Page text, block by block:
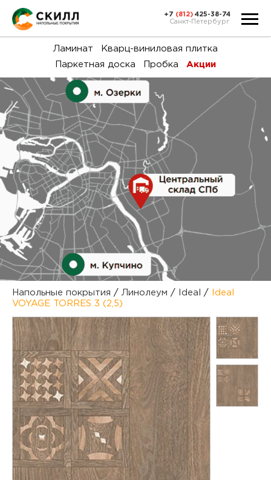
и
+7 (812) 425-38-74
Санкт-Петербург
Ламинат
Кварц-виниловая плитка
Паркетная доска
Пробка Акции
Напольные покрытия / Линолеум / Ideal /
Ideal
VOYAGE TORRES 3 (2,5)